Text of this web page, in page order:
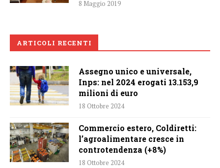
8 Maggio 2019
ARTICOLI RECENTI
Assegno unico e universale,
Inps: nel 2024 erogati 13.153,9
milioni di euro
18 Ottobre 2024
Commercio estero, Coldiretti:
l’agroalimentare cresce in
controtendenza (+8%)
18 Ottobre 2024